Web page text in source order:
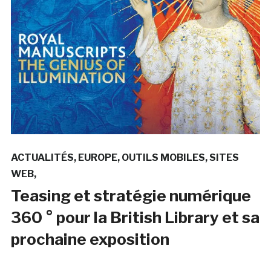
ACTUALITÉS EUROPE OUTILS MOBILES SITES
WEB
Teasing et stratégie numérique
360 ° pour la British Library et sa
prochaine exposition